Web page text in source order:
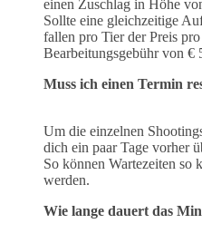
einen Zuschlag in Höhe
Sollte eine gleichzeitige
fallen pro Tier der Preis
Bearbeitungsgebühr von €
Muss ich einen Termin
Um die einzelnen
dich ein paar Tage vorher
So können Wartezeiten so
werden.
Wie lange dauert das